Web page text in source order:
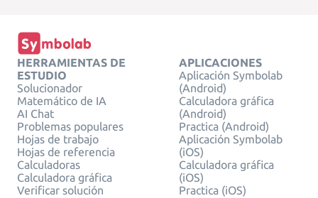
HERRAMIENTAS DE
ESTUDIO
Solucionador
Matemático de IA
AI Chat
Problemas populares
Hojas de trabajo
Hojas de referencia
Calculadoras
Calculadora gráfica
Verificar solución
APLICACIONES
Aplicación Symbolab
(Android)
Calculadora gráfica
(Android)
Practica (Android)
Aplicación Symbolab
(iOS)
Calculadora gráfica
(iOS)
Practica (iOS)